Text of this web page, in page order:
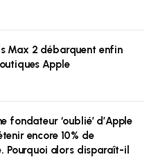
Max 2 débarquent enfin
Apple
fondateur ‘oublié’ d’Apple
encore 10% de
Pourquoi alors disparaît-il